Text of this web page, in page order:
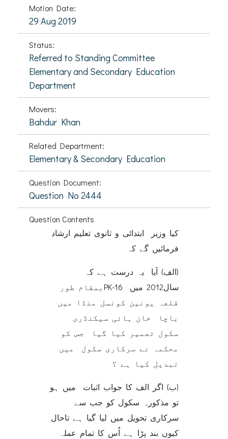
Motion Date:
29 Aug 2019
Status:
Referred to Standing Committee
Elementary and Secondary Education
Department
Movers:
Bahdur Khan
Related Department:
Elementary & Secondary Education
Question Document:
Question No 2444
Question Contents
کیا وزیر ابتدائی و ثانوی تعلیم ارشاد
فرمائیں گے کہ
(الف) آیا یہ درست ہے کہ
سال2012 میں PK-16بمقام طور
قلعہ یونین کونسل منڈا میں
باچا خان ہائی سیکنڈری
سکول تعمیر کیا گیا جس کو
محکمہ نے سرکاری سکول میں
تبدیل کیا ہے ؟
(ب) اگر الف کا جواب اثبات میں ہو
تو مذکورہ سکول کو جب سے
سرکاری تحویل میں لیا گیا ہے تاحال
کیوں بند پڑا ہے اُس کا تمام عملہ